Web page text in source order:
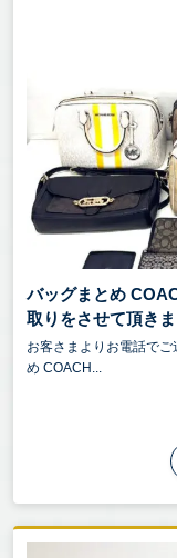
バッグまとめ
取りをさせて頂き
お客さまよりお電話で
め COACH...